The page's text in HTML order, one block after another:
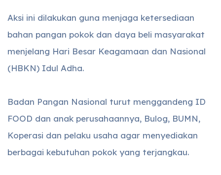
Aksi ini dilakukan guna menjaga ketersediaan
bahan pangan pokok dan daya beli masyarakat
menjelang Hari Besar Keagamaan dan Nasional
(HBKN) Idul Adha.
Badan Pangan Nasional turut menggandeng ID
FOOD dan anak perusahaannya, Bulog, BUMN,
Koperasi dan pelaku usaha agar menyediakan
berbagai kebutuhan pokok yang terjangkau.